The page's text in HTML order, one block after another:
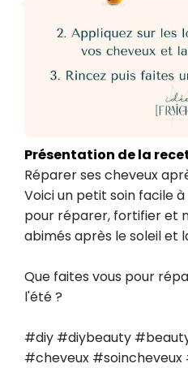
Présentation de la
Réparer ses cheveux
Voici un petit soin facile
pour réparer, fortifier et
abimés après le soleil et
Que faites vous pour
l'été ?
#diy #diybeauty
#cheveux